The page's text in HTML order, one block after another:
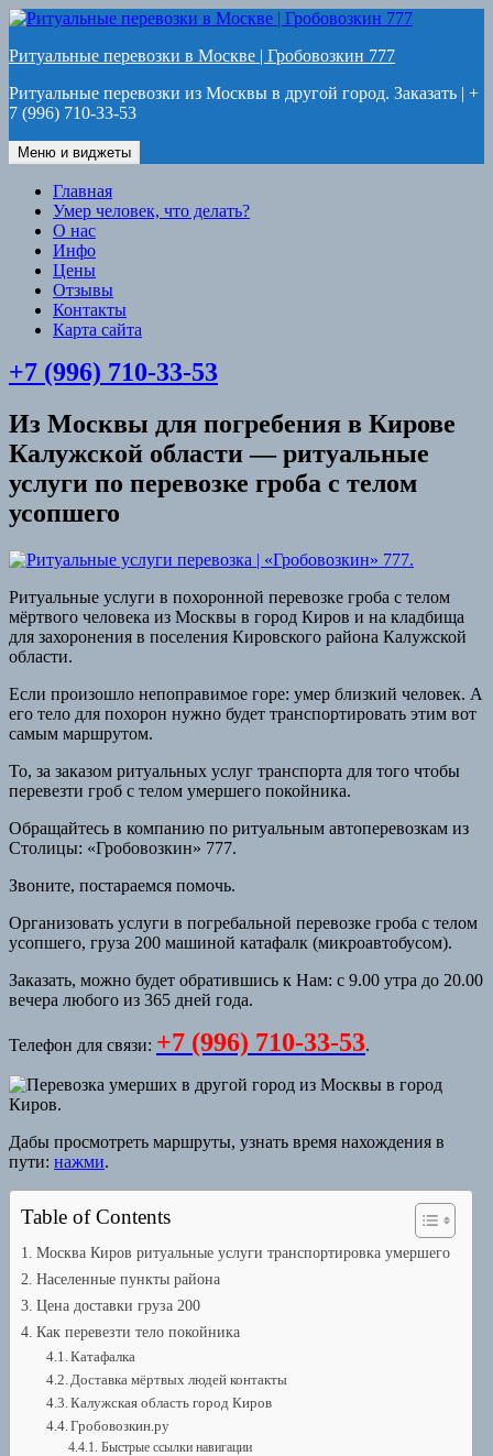
Перейти
содержимому
Ритуальные перевозки в Москве | Гробовозкин 777
Ритуальные перевозки из Москвы в другой город. Заказать | +
7 (996) 710-33-53
Меню и виджеты
Главная
Умер человек, что делать?
О нас
Инфо
Цены
Отзывы
Контакты
Карта сайта
+7 (996) 710-33-53
Из Москвы для погребения в Кирове
Калужской области — ритуальные
услуги по перевозке гроба с телом
усопшего
Ритуальные услуги в похоронной перевозке гроба с телом
мёртвого человека из Москвы в город Киров и на кладбища
для захоронения в поселения Кировского района Калужской
области.
Если произошло непоправимое горе: умер близкий человек. А
его тело для похорон нужно будет транспортировать этим вот
самым маршрутом.
То, за заказом ритуальных услуг транспорта для того чтобы
перевезти гроб с телом умершего покойника.
Обращайтесь в компанию по ритуальным автоперевозкам из
Столицы: «Гробовозкин» 777.
Звоните, постараемся помочь.
Организовать услуги в погребальной перевозке гроба с телом
усопшего, груза 200 машиной катафалк (микроавтобусом).
Заказать, можно будет обратившись к Нам: с 9.00 утра до 20.00
вечера любого из 365 дней года.
Телефон для связи: +7 (996) 710-33-53.
Дабы просмотреть маршруты, узнать время нахождения в
пути: нажми.
Table of Contents
Москва Киров ритуальные услуги транспортировка умершего
Населенные пункты района
Цена доставки груза 200
Как перевезти тело покойника
Катафалка
Доставка мёртвых людей контакты
Калужская область город Киров
Гробовозкин.ру
Быстрые ссылки навигации